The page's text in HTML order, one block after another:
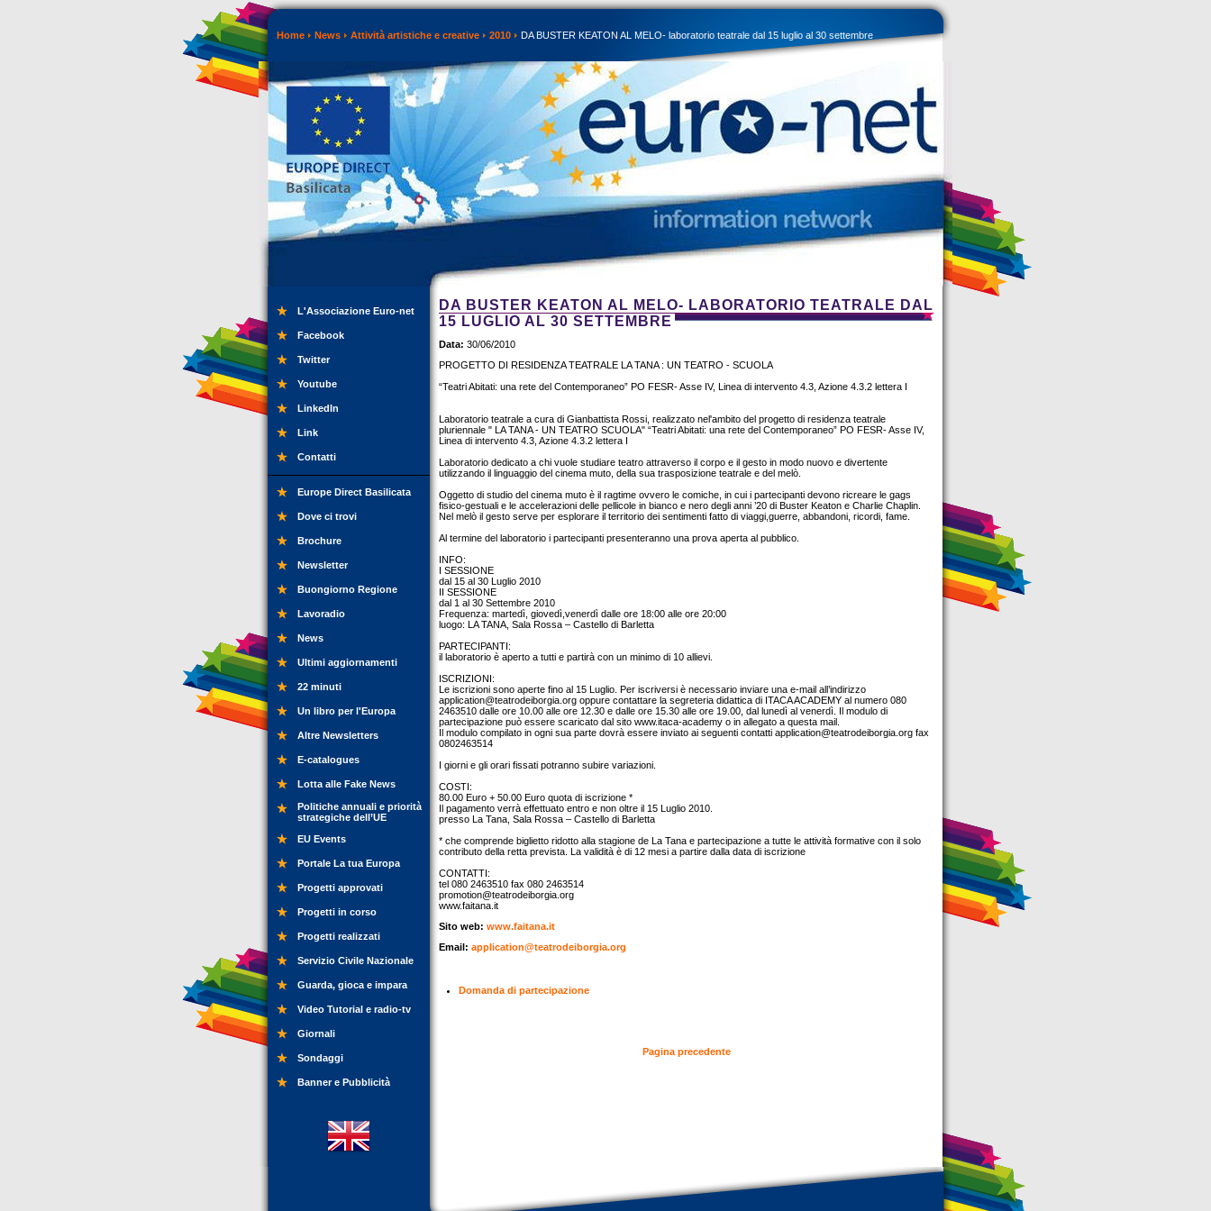
Home News Attività artistiche e creative 2010 DA BUSTER KEATON AL MELO- laboratorio teatrale dal 15 luglio al 30 settembre
L'Associazione Euro-net
Facebook
Twitter
Youtube
LinkedIn
Link
Contatti
Europe Direct Basilicata
Dove ci trovi
Brochure
Newsletter
Buongiorno Regione
Lavoradio
News
Ultimi aggiornamenti
22 minuti
Un libro per l'Europa
Altre Newsletters
E-catalogues
Lotta alle Fake News
Politiche annuali e priorità
strategiche dell’UE
EU Events
Portale La tua Europa
Progetti approvati
Progetti in corso
Progetti realizzati
Servizio Civile Nazionale
Guarda, gioca e impara
Video Tutorial e radio-tv
Giornali
Sondaggi
Banner e Pubblicità
DA BUSTER KEATON AL MELO- LABORATORIO TEATRALE DAL
15 LUGLIO AL 30 SETTEMBRE
Data: 30/06/2010
PROGETTO DI RESIDENZA TEATRALE LA TANA : UN TEATRO - SCUOLA
“Teatri Abitati: una rete del Contemporaneo” PO FESR- Asse IV, Linea di intervento 4.3, Azione 4.3.2 lettera I
Laboratorio teatrale a cura di Gianbattista Rossi, realizzato nel'ambito del progetto di residenza teatrale
pluriennale " LA TANA - UN TEATRO SCUOLA" “Teatri Abitati: una rete del Contemporaneo” PO FESR- Asse IV,
Linea di intervento 4.3, Azione 4.3.2 lettera I
Laboratorio dedicato a chi vuole studiare teatro attraverso il corpo e il gesto in modo nuovo e divertente
utilizzando il linguaggio del cinema muto, della sua trasposizione teatrale e del melò.
Oggetto di studio del cinema muto è il ragtime ovvero le comiche, in cui i partecipanti devono ricreare le gags
fisico-gestuali e le accelerazioni delle pellicole in bianco e nero degli anni ’20 di Buster Keaton e Charlie Chaplin.
Nel melò il gesto serve per esplorare il territorio dei sentimenti fatto di viaggi,guerre, abbandoni, ricordi, fame.
Al termine del laboratorio i partecipanti presenteranno una prova aperta al pubblico.
INFO:
I SESSIONE
dal 15 al 30 Luglio 2010
II SESSIONE
dal 1 al 30 Settembre 2010
Frequenza: martedì, giovedì,venerdì dalle ore 18:00 alle ore 20:00
luogo: LA TANA, Sala Rossa – Castello di Barletta
PARTECIPANTI:
il laboratorio è aperto a tutti e partirà con un minimo di 10 allievi.
ISCRIZIONI:
Le iscrizioni sono aperte fino al 15 Luglio. Per iscriversi è necessario inviare una e-mail all’indirizzo
application@teatrodeiborgia.org oppure contattare la segreteria didattica di ITACA ACADEMY al numero 080
2463510 dalle ore 10.00 alle ore 12.30 e dalle ore 15.30 alle ore 19.00, dal lunedì al venerdì. Il modulo di
partecipazione può essere scaricato dal sito www.itaca-academy o in allegato a questa mail.
Il modulo compilato in ogni sua parte dovrà essere inviato ai seguenti contatti application@teatrodeiborgia.org fax
0802463514
I giorni e gli orari fissati potranno subire variazioni.
COSTI:
80.00 Euro + 50.00 Euro quota di iscrizione *
Il pagamento verrà effettuato entro e non oltre il 15 Luglio 2010.
presso La Tana, Sala Rossa – Castello di Barletta
* che comprende biglietto ridotto alla stagione de La Tana e partecipazione a tutte le attività formative con il solo
contributo della retta prevista. La validità è di 12 mesi a partire dalla data di iscrizione
CONTATTI:
tel 080 2463510 fax 080 2463514
promotion@teatrodeiborgia.org
www.faitana.it
Sito web: www.faitana.it
Email: application@teatrodeiborgia.org
Domanda di partecipazione
Pagina precedente